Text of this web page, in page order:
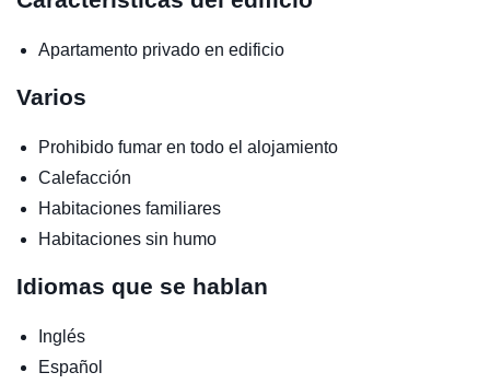
Apartamento privado en edificio
Varios
Prohibido fumar en todo el alojamiento
Calefacción
Habitaciones familiares
Habitaciones sin humo
Idiomas que se hablan
Inglés
Español